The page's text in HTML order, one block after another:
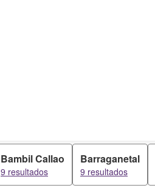
Bambil Callao
9 resultados
Barraganetal
9 resultados